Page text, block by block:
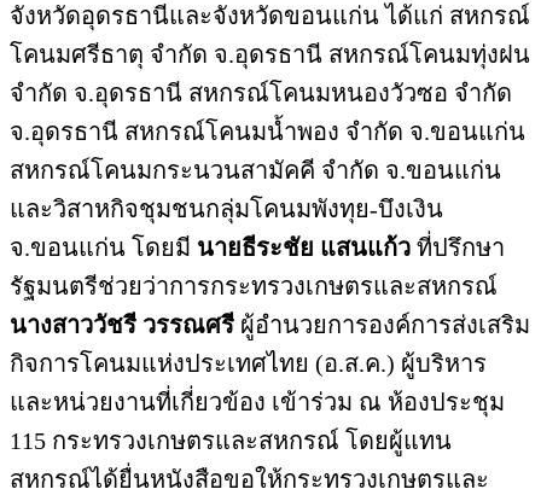
จังหวัดอุดรธานีและจังหวัดขอนแก่น ได้แก่ สหกรณ์
โคนมศรีธาตุ จำกัด จ.อุดรธานี สหกรณ์โคนมทุ่งฝน
จำกัด จ.อุดรธานี สหกรณ์โคนมหนองวัวซอ จำกัด
จ.อุดรธานี สหกรณ์โคนมน้ำพอง จำกัด จ.ขอนแก่น
สหกรณ์โคนมกระนวนสามัคคี จำกัด จ.ขอนแก่น
และวิสาหกิจชุมชนกลุ่มโคนมพังทุย-บึงเงิน
จ.ขอนแก่น โดยมี นายธีระชัย แสนแก้ว ที่ปรึกษา
รัฐมนตรีช่วยว่าการกระทรวงเกษตรและสหกรณ์
นางสาววัชรี วรรณศรี ผู้อำนวยการองค์การส่งเสริม
กิจการโคนมแห่งประเทศไทย (อ.ส.ค.) ผู้บริหาร
และหน่วยงานที่เกี่ยวข้อง เข้าร่วม ณ ห้องประชุม
115 กระทรวงเกษตรและสหกรณ์ โดยผู้แทน
สหกรณ์ได้ยื่นหนังสือขอให้กระทรวงเกษตรและ